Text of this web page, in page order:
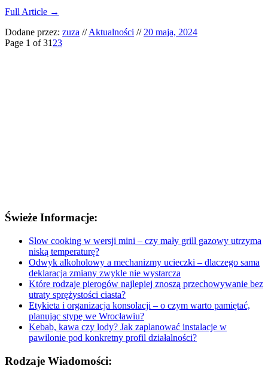
Full Article →
Dodane przez: zuza // Aktualności // 20 maja, 2024
Page 1 of 31 23
Świeże Informacje:
Slow cooking w wersji mini – czy mały grill gazowy utrzyma
niską temperaturę?
Odwyk alkoholowy a mechanizmy ucieczki – dlaczego sama
deklaracja zmiany zwykle nie wystarcza
Które rodzaje pierogów najlepiej znoszą przechowywanie bez
utraty sprężystości ciasta?
Etykieta i organizacja konsolacji – o czym warto pamiętać,
planując stypę we Wrocławiu?
Kebab, kawa czy lody? Jak zaplanować instalacje w
pawilonie pod konkretny profil działalności?
Rodzaje Wiadomości: